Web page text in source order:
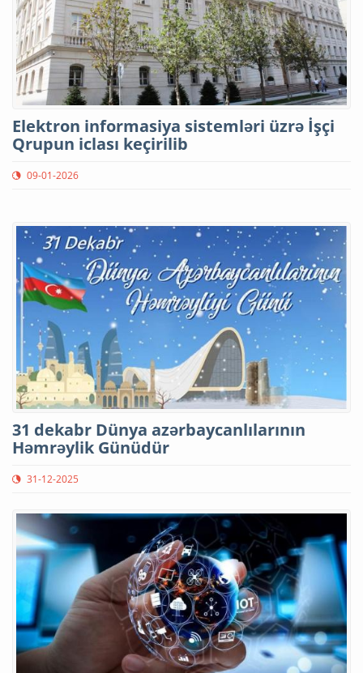
Elektron informasiya sistemləri üzrə İşçi
Qrupun iclası keçirilib
09-01-2026
31 dekabr Dünya azərbaycanlılarının
Həmrəylik Günüdür
31-12-2025